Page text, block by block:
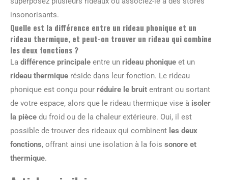
insonorisants.
Quelle est la différence entre un rideau phonique et un
rideau thermique, et peut-on trouver un rideau qui combine
les deux fonctions ?
La différence principale entre un rideau phonique et un
rideau thermique réside dans leur fonction. Le rideau
phonique est conçu pour réduire le bruit entrant ou sortant
de votre espace, alors que le rideau thermique vise à isoler
la pièce du froid ou de la chaleur extérieure. Oui, il est
possible de trouver des rideaux qui combinent les deux
fonctions, offrant ainsi une isolation à la fois sonore et
thermique.